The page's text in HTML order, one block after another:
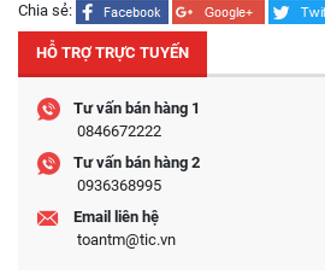
Chia sẻ:
HỖ TRỢ TRỰC TUYẾN
Tư vấn bán hàng 1
0846672222
Tư vấn bán hàng 2
0936368995
Email liên hệ
toantm@tic.vn